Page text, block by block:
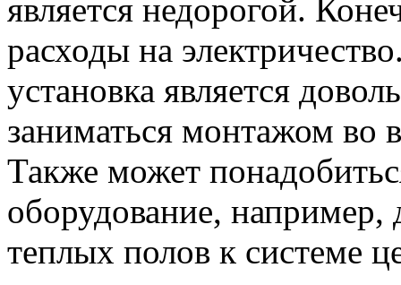
является недорогой.
расходы на
установка является
заниматься монтажом во
Также может
оборудование, например,
теплых полов к системе